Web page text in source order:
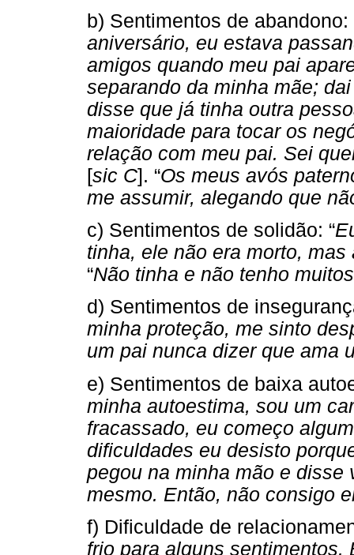
b) Sentimentos de abandono:
aniversário, eu estava
amigos quando meu pai
separando da minha mãe;
disse que já tinha outra
maioridade para tocar os
relação com meu pai. Sei
[sic C]. “Os meus avós
me assumir, alegando que
c) Sentimentos de solidão: “
tinha, ele não era morto,
“Não tinha e não tenho
d) Sentimentos de
minha proteção, me sinto
um pai nunca dizer que ama
e) Sentimentos de baixa
minha autoestima, sou um
fracassado, eu começo
dificuldades eu desisto
pegou na minha mão e
mesmo. Então, não consigo
f) Dificuldade de
frio para alguns sentimentos.